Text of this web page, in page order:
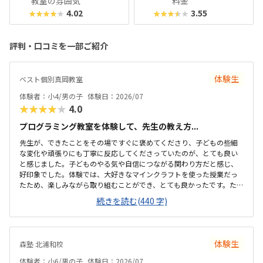
★★★★★ 4.02 ★★★★★ 3.55
評判・口コミを一部ご紹介
ベスト個別真岡教室 体験生
体験者：小4/男の子 体験日：2026/07
★★★★★ 4.0
プログラミング教室を体験して、先生の教え方...
先生が、できたことをその場ですぐに褒めてくださり、子どもの些細
な変化や頑張りにも丁寧に反応してくださっていたのが、とても良い
と感じました。子どものやる気や自信につながる関わり方だと感じ、
好印象でした。体験では、大好きなマインクラフトを使った授業だっ
たため、楽しみながら取り組むことができ、とても良かったです。た
だ、今後もずっとマインクラフトを使った内容ではないと伺ったの
で、その後も興味を持って取り組めるかどうかは少し気になる点でし
た。教室は自宅から15分ほどの距離にあり、通いやすいと感じまし
た。また、駐車場もあるため、送り迎えもしやすく、安心して通わせ
ているわけではありませんが、壁などで視線が分散しにくい工夫がさ
れており、集中しやすい雰囲気だと感じました。月4回（1回50分）で
続きを読む(440 字)
森塾 北浦和校 体験生
体験者：小6/男の子 体験日：2026/07